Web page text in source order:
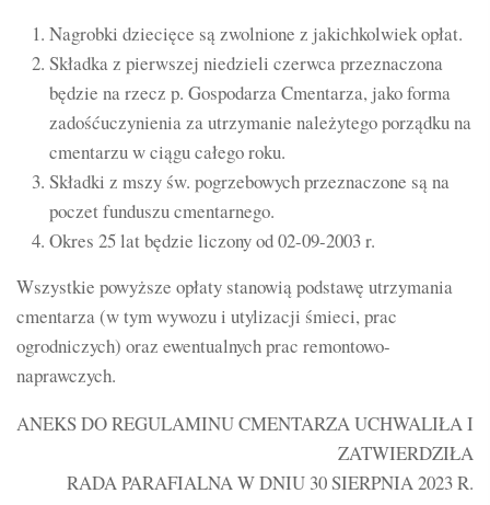
Nagrobki dziecięce są zwolnione z jakichkolwiek opłat.
Składka z pierwszej niedzieli czerwca przeznaczona
będzie na rzecz p. Gospodarza Cmentarza, jako forma
zadośćuczynienia za utrzymanie należytego porządku na
cmentarzu w ciągu całego roku.
Składki z mszy św. pogrzebowych przeznaczone są na
poczet funduszu cmentarnego.
Okres 25 lat będzie liczony od 02-09-2003 r.
Wszystkie powyższe opłaty stanowią podstawę utrzymania
cmentarza (w tym wywozu i utylizacji śmieci, prac
ogrodniczych) oraz ewentualnych prac remontowo-
naprawczych.
ANEKS DO REGULAMINU CMENTARZA UCHWALIŁA I
ZATWIERDZIŁA
RADA PARAFIALNA W DNIU 30 SIERPNIA 2023 R.